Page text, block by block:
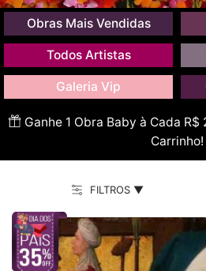
Obras Mais Vendidas
Todos Artistas
Galeria Vip
Ganhe 1 Obra Baby à Cada
Carrinho!
FILTROS ▼